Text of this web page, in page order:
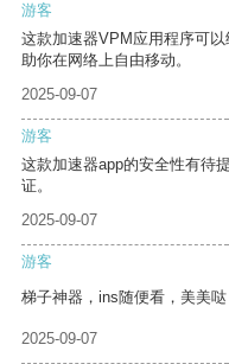
游客
这款加速器VPM应用程序可
助你在网络上自由移动。
2025-09-07
游客
这款加速器app的安全性有待
证。
2025-09-07
游客
梯子神器，ins随便看，美美哒
2025-09-07